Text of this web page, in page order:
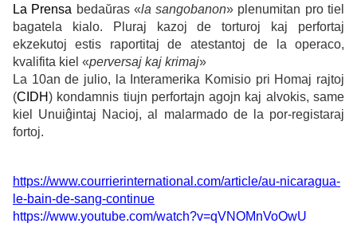
La Prensa bedaŭras «la sangobanon» plenumitan pro tiel
bagatela kialo.
Pluraj kazoj de torturoj kaj perfortaj
ekzekutoj estis raportitaj de atestantoj de la operaco,
kvalifita kiel «perversaj kaj krimaj»
La 10an de julio, la Interamerika Komisio pri Homaj rajtoj
(CIDH) kondamnis tiujn perfortajn agojn kaj alvokis, same
kiel Unuiĝintaj Nacioj, al malarmado de la por-registaraj
fortoj.
https://www.courrierinternational.com/article/au-nicaragua-
le-bain-de-sang-continue
https://www.youtube.com/watch?v=qVNOMnVoOwU